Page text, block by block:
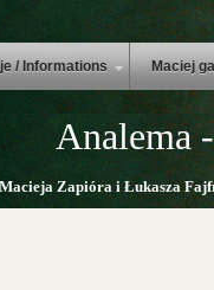
/ Informations Maciej
Analema
Zapióra i Łukasza